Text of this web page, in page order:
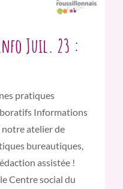
Juil. 23 :
pratiques
Informations
notre atelier de
bureautiques,
assistée !
Centre social du